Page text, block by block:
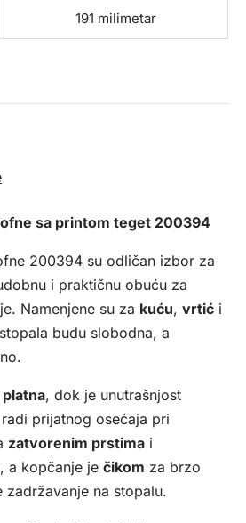
191 milimetar
sa printom teget 200394
200394 su odličan izbor za
i praktičnu obuću za
Namenjene su za kuću, vrtić i
budu slobodna, a
platna, dok je unutrašnjost
radi prijatnog osećaja pri
zatvorenim prstima i
, a kopčanje je čikom za brzo
zadržavanje na stopalu.